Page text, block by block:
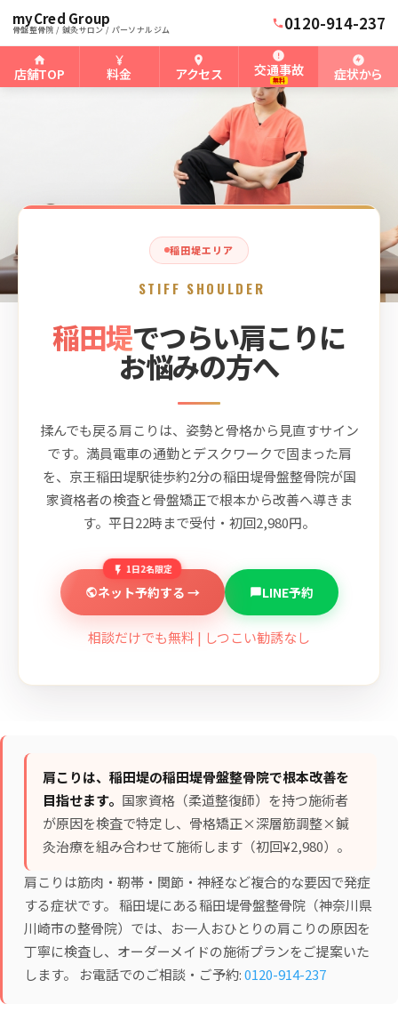
myCred Group
骨盤整骨院 / 鍼灸サロン / パーソナルジム 0120-914-237
店舗TOP 料金 アクセス 交通事故
無料 症状から
ホーム › 稲田堤骨盤整骨院
稲田堤エリア
STIFF SHOULDER
稲田堤でつらい肩こりに
お悩みの方へ
揉んでも戻る肩こりは、姿勢と骨格から見直すサイン
です。満員電車の通勤とデスクワークで固まった肩
を、京王稲田堤駅徒歩約2分の稲田堤骨盤整骨院が国
家資格者の検査と骨盤矯正で根本から改善へ導きま
す。平日22時まで受付・初回2,980円。
1日2名限定
ネット予約する → LINE予約
相談だけでも無料 | しつこい勧誘なし
肩こりは、稲田堤の稲田堤骨盤整骨院で根本改善を
目指せます。 国家資格（柔道整復師）を持つ施術者
が原因を検査で特定し、 骨格矯正×深層筋調整×鍼
灸治療を組み合わせて施術します（初回¥2,980）。
肩こりは筋肉・靭帯・関節・神経など複合的な要因で発症
する症状です。 稲田堤にある稲田堤骨盤整骨院（神奈川県
川崎市の整骨院）では、お一人おひとりの肩こりの原因を
丁寧に検査し、オーダーメイドの施術プランをご提案いた
します。 お電話でのご相談・ご予約:0120-914-237